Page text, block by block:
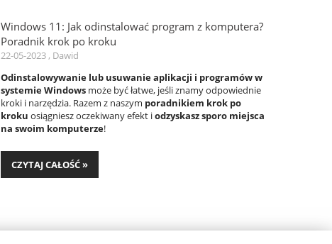
Windows 11: Jak odinstalować program z komputera?
Poradnik krok po kroku
22-05-2023 , Dawid
Odinstalowywanie lub usuwanie aplikacji i programów w
systemie Windows może być łatwe, jeśli znamy odpowiednie
kroki i narzędzia. Razem z naszym poradnikiem krok po
kroku osiągniesz oczekiwany efekt iodzyskasz sporo miejsca
na swoim komputerze!
CZYTAJ CAŁOŚĆ »